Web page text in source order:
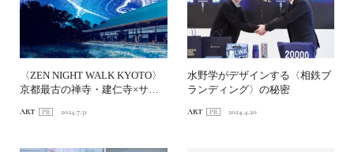
〈ZEN NIGHT WALK KYOTO〉
京都最古の禅寺・建仁寺×サウ
ART 2024.7.31
水野学がデザインする〈相鉄ブ
ランディング〉の秘密
ART 2024.4.20